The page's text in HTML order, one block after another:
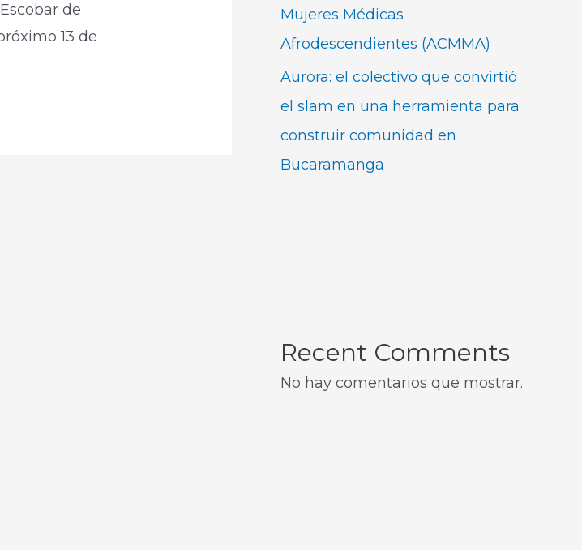
de
13 de
Mujeres Médicas
Afrodescendientes (ACMMA)
Aurora: el colectivo que convirtió
el slam en una herramienta para
construir comunidad en
Bucaramanga
Recent Comments
No hay comentarios que mostrar.